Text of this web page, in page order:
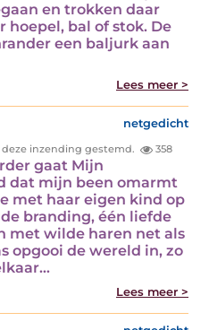
en trokken daar
hoepel, bal of stok. De
een baljurk aan
Lees meer >
netgedicht
inzending gestemd. 358
gaat Mijn
dat mijn been omarmt
met haar eigen kind op
branding, één liefde
met wilde haren net als
opgooi de wereld in, zo
Lees meer >